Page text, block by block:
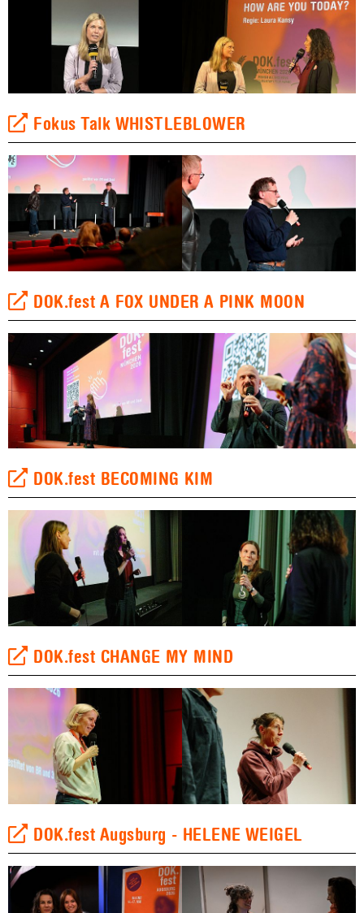
Fokus Talk WHISTLEBLOWER
DOK.fest A FOX UNDER A PINK MOON
DOK.fest BECOMING KIM
DOK.fest CHANGE MY MIND
DOK.fest Augsburg - HELENE WEIGEL